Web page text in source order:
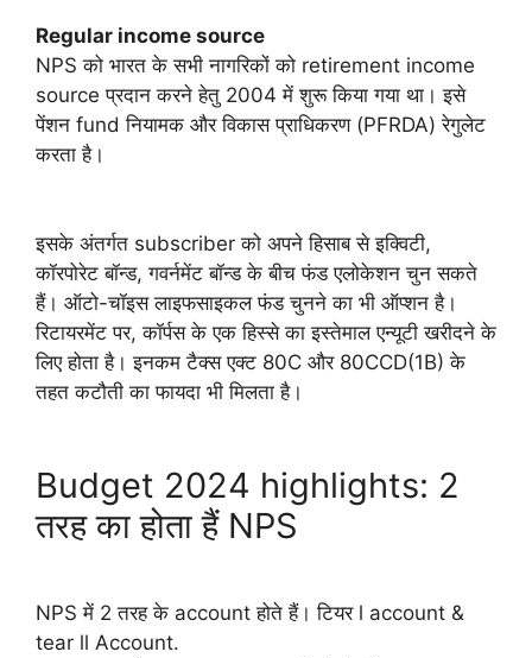
Regular income source
NPS को भारत के सभी नागरिकों को retirement income
source प्रदान करने हेतु 2004 में शुरू किया गया था। इसे
पेंशन fund नियामक और विकास प्राधिकरण (PFRDA) रेगुलेट
करता है।
इसके अंतर्गत subscriber को अपने हिसाब से इक्विटी,
कॉरपोरेट बॉन्ड, गवर्नमेंट बॉन्ड के बीच फंड एलोकेशन चुन सकते
हैं। ऑटो-चॉइस लाइफसाइकल फंड चुनने का भी ऑप्शन है।
रिटायरमेंट पर, कॉर्पस के एक हिस्से का इस्तेमाल एन्यूटी खरीदने के
लिए होता है। इनकम टैक्स एक्ट 80C और 80CCD(1B) के
तहत कटौती का फायदा भी मिलता है।
Budget 2024 highlights: 2
तरह का होता हैं NPS
NPS में 2 तरह के account होते हैं। टियर l account &
tear ll Account.